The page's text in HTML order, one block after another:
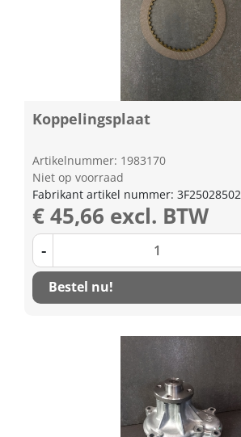
Koppelingsplaat
Artikelnummer: 1983170
Niet op voorraad
Fabrikant artikel nummer: 3F25028502
€ 45,66 excl. BTW
-
Bestel nu!